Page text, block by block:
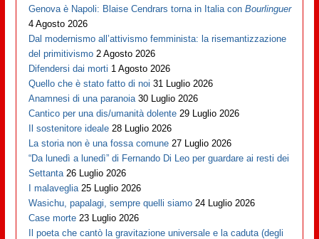
Genova è Napoli: Blaise Cendrars torna in Italia conBourlinguer
4 Agosto 2026
Dal modernismo all’attivismo femminista: la risemantizzazione
del primitivismo 2 Agosto 2026
Difendersi dai morti 1 Agosto 2026
Quello che è stato fatto di noi 31 Luglio 2026
Anamnesi di una paranoia 30 Luglio 2026
Cantico per una dis/umanità dolente 29 Luglio 2026
Il sostenitore ideale 28 Luglio 2026
La storia non è una fossa comune 27 Luglio 2026
“Da lunedì a lunedì” di Fernando Di Leo per guardare ai resti dei
Settanta 26 Luglio 2026
I malaveglia 25 Luglio 2026
Wasichu, papalagi, sempre quelli siamo 24 Luglio 2026
Case morte 23 Luglio 2026
Il poeta che cantò la gravitazione universale e la caduta (degli